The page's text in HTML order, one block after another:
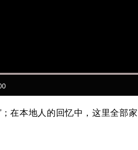
本地人的回忆中，这里全部